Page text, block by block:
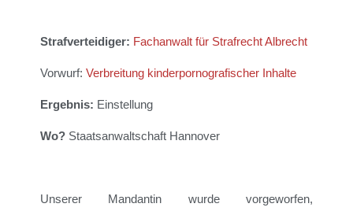
Strafverteidiger: Fachanwalt für Strafrecht Albrecht
Vorwurf: Verbreitung kinderpornografischer Inhalte
Ergebnis: Einstellung
Wo? Staatsanwaltschaft Hannover
UnsererMandantin wurde vorgeworfen,